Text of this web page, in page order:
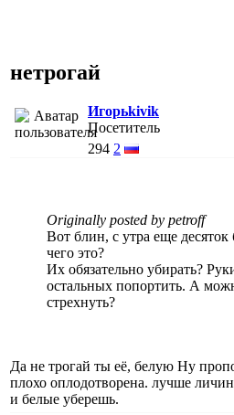
нетрогай
Игорьkivik
Посетитель
294 2
Originally posted by petroff
Вот блин, с утра еще
чего это?
Их обязательно убирать?
остальных попортить. А
стрехнуть?
Да не трогай ты её, белую Ну
плохо оплодотворена. лучше
и белые уберешь.